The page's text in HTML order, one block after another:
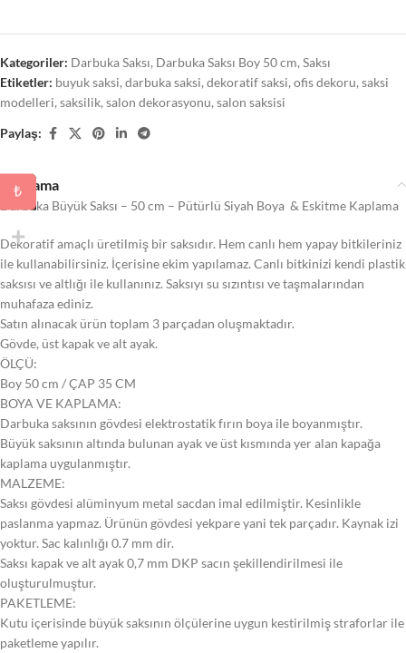
Kategoriler: Darbuka Saksı, Darbuka Saksı Boy 50 cm, Saksı
Etiketler: buyuk saksi, darbuka saksi, dekoratif saksi, ofis dekoru, saksi
modelleri, saksilik, salon dekorasyonu, salon saksisi
Paylaş:
Açıklama
Darbuka Büyük Saksı – 50 cm – Pütürlü Siyah Boya & Eskitme Kaplama
Dekoratif amaçlı üretilmiş bir saksıdır. Hem canlı hem yapay bitkileriniz
ile kullanabilirsiniz. İçerisine ekim yapılamaz. Canlı bitkinizi kendi plastik
saksısı ve altlığı ile kullanınız. Saksıyı su sızıntısı ve taşmalarından
muhafaza ediniz.
Satın alınacak ürün toplam 3 parçadan oluşmaktadır.
Gövde, üst kapak ve alt ayak.
ÖLÇÜ:
Boy 50 cm / ÇAP 35 CM
BOYA VE KAPLAMA:
Darbuka saksının gövdesi elektrostatik fırın boya ile boyanmıştır.
Büyük saksının altında bulunan ayak ve üst kısmında yer alan kapağa
kaplama uygulanmıştır.
MALZEME:
Saksı gövdesi alüminyum metal sacdan imal edilmiştir. Kesinlikle
paslanma yapmaz. Ürünün gövdesi yekpare yani tek parçadır. Kaynak izi
yoktur. Sac kalınlığı 0.7 mm dir.
Saksı kapak ve alt ayak 0,7 mm DKP sacın şekillendirilmesi ile
oluşturulmuştur.
PAKETLEME:
Kutu içerisinde büyük saksının ölçülerine uygun kestirilmiş straforlar ile
paketleme yapılır.
₺